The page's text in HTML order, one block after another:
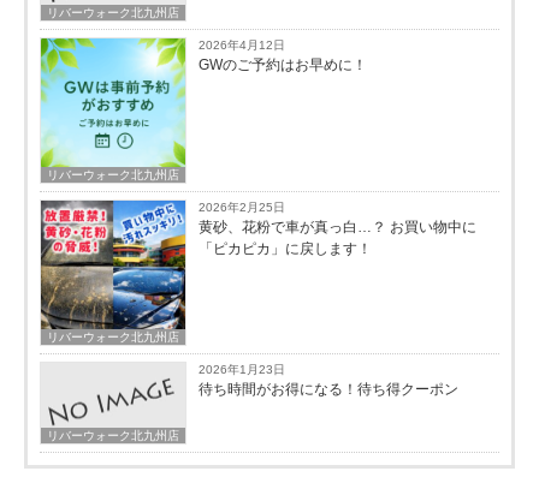
リバーウォーク北九州店
リバーウォーク北九州店
2026年4月12日
GWのご予約はお早めに！
リバーウォーク北九州店
2026年2月25日
黄砂、花粉で車が真っ白…？ お買い物中に
「ピカピカ」に戻します！
リバーウォーク北九州店
2026年1月23日
待ち時間がお得になる！待ち得クーポン